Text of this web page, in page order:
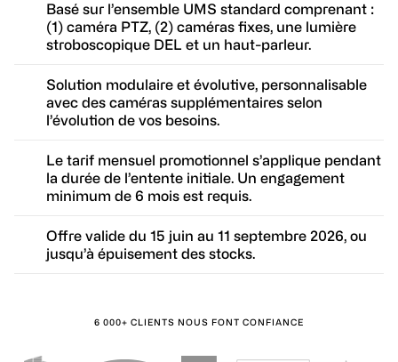
Basé sur l’ensemble UMS standard comprenant :
(1) caméra PTZ, (2) caméras fixes, une lumière
stroboscopique DEL et un haut-parleur.
Solution modulaire et évolutive, personnalisable
avec des caméras supplémentaires selon
l’évolution de vos besoins.
Le tarif mensuel promotionnel s’applique pendant
la durée de l’entente initiale. Un engagement
minimum de 6 mois est requis.
Offre valide du 15 juin au 11 septembre 2026, ou
jusqu’à épuisement des stocks.
6 000+ CLIENTS NOUS FONT CONFIANCE